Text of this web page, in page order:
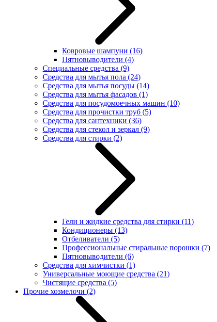
Ковровые шампуни (16)
Пятновыводители (4)
Специальные средства (9)
Средства для мытья пола (24)
Средства для мытья посуды (14)
Средства для мытья фасадов (1)
Средства для посудомоечных машин (10)
Средства для прочистки труб (5)
Средства для сантехники (36)
Средства для стекол и зеркал (9)
Средства для стирки (2)
Гели и жидкие средства для стирки (11)
Кондиционеры (13)
Отбеливатели (5)
Профессиональные стиральные порошки (7)
Пятновыводители (6)
Средства для химчистки (1)
Универсальные моющие средства (21)
Чистящие средства (5)
Прочие хозмелочи (2)